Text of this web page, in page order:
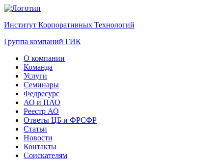
Институт Корпоративных Технологий
Группа компаний ГИК
О компании
Команда
Услуги
Семинары
Федресурс
АО и ПАО
Реестр АО
Ответы ЦБ и ФРСФР
Статьи
Новости
Контакты
Соискателям